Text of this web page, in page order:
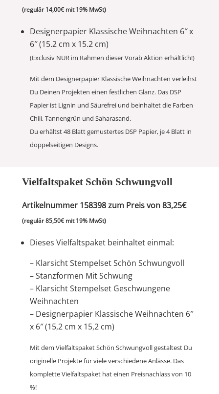
(regulär 14,00€ mit 19% MwSt)
Designerpapier Klassische Weihnachten 6″ x
6″ (15.2 cm x 15.2 cm)
(Exclusiv NUR im Rahmen dieser Vorab Aktion erhältlich!)
Mit dem Designerpapier Klassische Weihnachten verleihst
Du Deinen Projekten einen festlichen Glanz. Das DSP
Papier ist Lignin und Säurefrei und beinhaltet die Farben
Chili, Tannengrün und Saharasand.
Du erhältst 48 Blatt gemustertes DSP Papier, je 4 Blatt in
doppelseitigen Designs.
Vielfaltspaket Schön Schwungvoll
Artikelnummer 158398 zum Preis von 83,25€
(regulär 85,50€ mit 19% MwSt)
Dieses Vielfaltspaket beinhaltet einmal:
– Klarsicht Stempelset Schön Schwungvoll
– Stanzformen Mit Schwung
– Klarsicht Stempelset Geschwungene
Weihnachten
– Designerpapier Klassische Weihnachten 6″
x 6″ (15,2 cm x 15,2 cm)
Mit dem Vielfaltspaket Schön Schwungvoll gestaltest Du
originelle Projekte für viele verschiedene Anlässe. Das
komplette Vielfaltspaket hat einen Preisnachlass von 10
%!